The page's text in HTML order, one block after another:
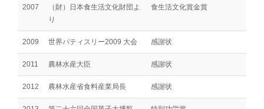
2007
（財）日本食生活文化財団よ
り
食生活文化賞金賞
2009 世界パティスリー2009 大会 感謝状
2011 農林水産大臣 感謝状
2012 農林水産省食料産業局長 感謝状